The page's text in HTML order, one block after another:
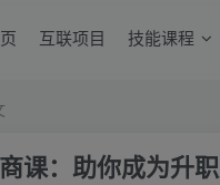
互联项目 技能课程
课：助你成为升